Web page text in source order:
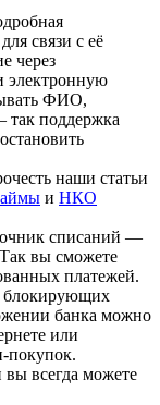
связи с её
через
электронную
ФИО,
поддержка
наши статьи
и НКО
списаний —
вы сможете
платежей.
блокирующих
банка можно
или
покупок.
вы всегда можете